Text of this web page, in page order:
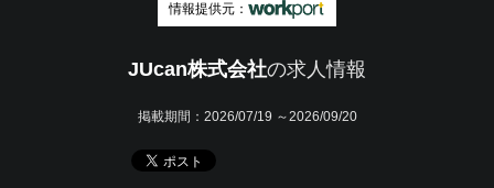
情報提供元：
JUcan株式会社の求人情報
掲載期間： 2026/07/19 ～2026/09/20